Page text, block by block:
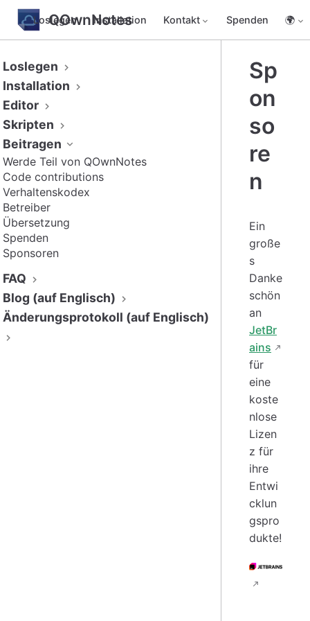
QOwnNotes
Loslegen Installation Kontakt Spenden 🌍
Loslegen
Installation
Editor
Skripten
Beitragen
Werde Teil von QOwnNotes
Code contributions
Verhaltenskodex
Betreiber
Übersetzung
Spenden
Sponsoren
FAQ
Blog (auf Englisch)
Änderungsprotokoll (auf Englisch)
Sp
on
so
re
n
Ein
große
s
Danke
schön
an
JetBr
ains
für
eine
koste
nlose
Lizen
z für
ihre
Entwi
cklun
gspro
dukte!